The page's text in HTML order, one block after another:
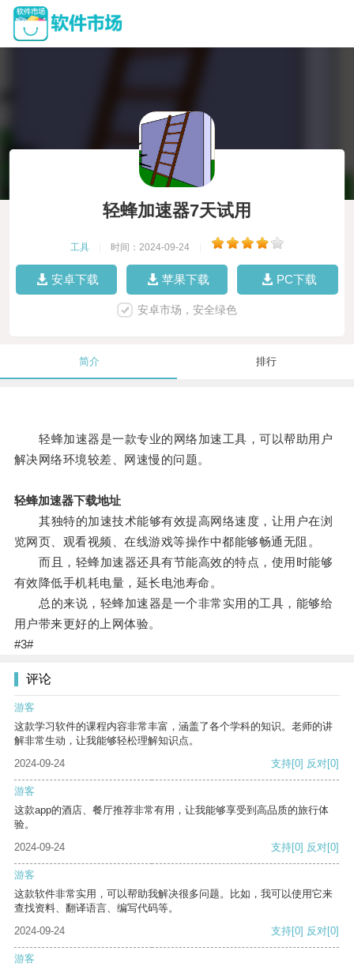
轻蜂加速器7天试用
工具 时间：2024-09-24
安卓下载 苹果下载 PC下载
安卓市场，安全绿色
简介 排行
轻蜂加速器是一款专业的网络加速工具，可以帮助用户
解决网络环境较差、网速慢的问题。
轻蜂加速器下载地址
其独特的加速技术能够有效提高网络速度，让用户在浏
览网页、观看视频、在线游戏等操作中都能够畅通无阻。
而且，轻蜂加速器还具有节能高效的特点，使用时能够
有效降低手机耗电量，延长电池寿命。
总的来说，轻蜂加速器是一个非常实用的工具，能够给
用户带来更好的上网体验。
#3#
评论
游客
这款学习软件的课程内容非常丰富，涵盖了各个学科的知识。老师的讲
解非常生动，让我能够轻松理解知识点。
2024-09-24
支持[0] 反对[0]
游客
这款app的酒店、餐厅推荐非常有用，让我能够享受到高品质的旅行体
验。
2024-09-24
支持[0] 反对[0]
游客
这款软件非常实用，可以帮助我解决很多问题。比如，我可以使用它来
查找资料、翻译语言、编写代码等。
2024-09-24
支持[0] 反对[0]
游客